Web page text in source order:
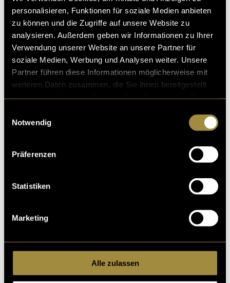
personalisieren, Funktionen für soziale Medien anbieten
zu können und die Zugriffe auf unsere Website zu
analysieren. Außerdem geben wir Informationen zu Ihrer
Verwendung unserer Website an unsere Partner für
soziale Medien, Werbung und Analysen weiter. Unsere
Partner führen diese Informationen möglicherweise mit
weiteren Daten zusammen, die Sie ihnen bereitgestellt
Notwendig
Präferenzen
Statistiken
Marketing
Alle zulassen